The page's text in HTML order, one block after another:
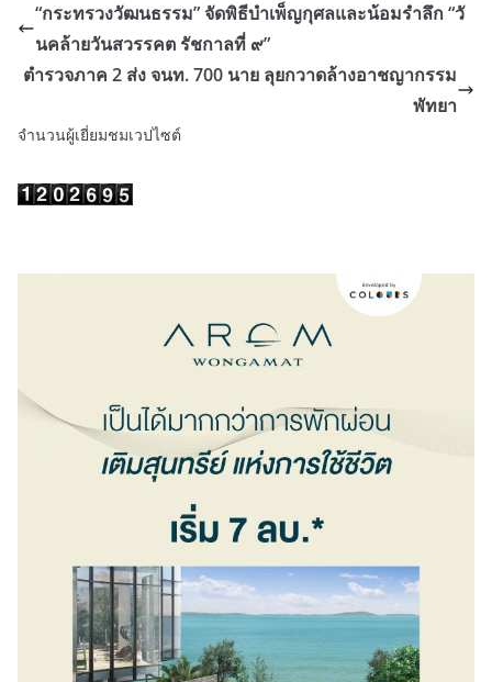
“กระทรวงวัฒนธรรม” จัดพิธีบำเพ็ญกุศลและน้อมรำลึก “วั
นคล้ายวันสวรรคต รัชกาลที่ ๙”
ตำรวจภาค 2 ส่ง จนท. 700 นาย ลุยกวาดล้างอาชญากรรม
พัทยา
จำนวนผู้เยี่ยมชมเวปไซต์